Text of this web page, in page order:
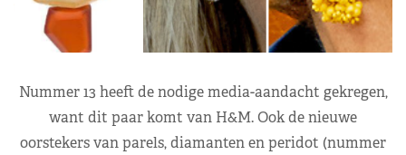
Nummer 13 heeft de nodige media-aandacht gekregen,
want dit paar komt van H&M. Ook de nieuwe
oorstekers van parels, diamanten en peridot (nummer